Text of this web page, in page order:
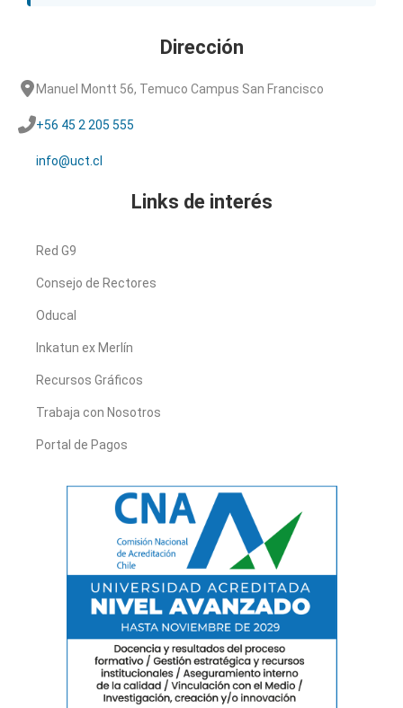
Dirección
Manuel Montt 56, Temuco Campus San Francisco
+56 45 2 205 555
info@uct.cl
Links de interés
Red G9
Consejo de Rectores
Oducal
Inkatun ex Merlín
Recursos Gráficos
Trabaja con Nosotros
Portal de Pagos